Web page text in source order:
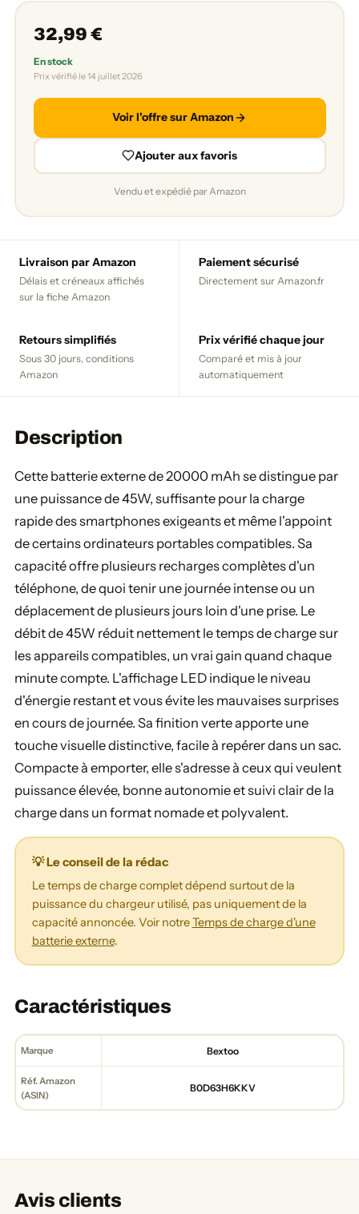
32,99 €
En stock
Prix vérifié le 14 juillet 2026
Voir l'offre sur Amazon
Ajouter aux favoris
Vendu et expédié par Amazon
Livraison par Amazon
Délais et créneaux affichés
sur la fiche Amazon
Paiement sécurisé
Directement sur Amazon.fr
Retours simplifiés
Sous 30 jours, conditions
Amazon
Prix vérifié chaque jour
Comparé et mis à jour
automatiquement
Description
Cette batterie externe de 20000 mAh se distingue par
une puissance de 45W, suffisante pour la charge
rapide des smartphones exigeants et même l'appoint
de certains ordinateurs portables compatibles. Sa
capacité offre plusieurs recharges complètes d'un
téléphone, de quoi tenir une journée intense ou un
déplacement de plusieurs jours loin d'une prise. Le
débit de 45W réduit nettement le temps de charge sur
les appareils compatibles, un vrai gain quand chaque
minute compte. L'affichage LED indique le niveau
d'énergie restant et vous évite les mauvaises surprises
en cours de journée. Sa finition verte apporte une
touche visuelle distinctive, facile à repérer dans un sac.
Compacte à emporter, elle s'adresse à ceux qui veulent
puissance élevée, bonne autonomie et suivi clair de la
charge dans un format nomade et polyvalent.
💡 Le conseil de la rédac
Le temps de charge complet dépend surtout de la
puissance du chargeur utilisé, pas uniquement de la
capacité annoncée. Voir notreTemps de charge d'une
batterie externe.
Caractéristiques
Marque Bextoo
Réf. Amazon
(ASIN)
B0D63H6KKV
Avis clients